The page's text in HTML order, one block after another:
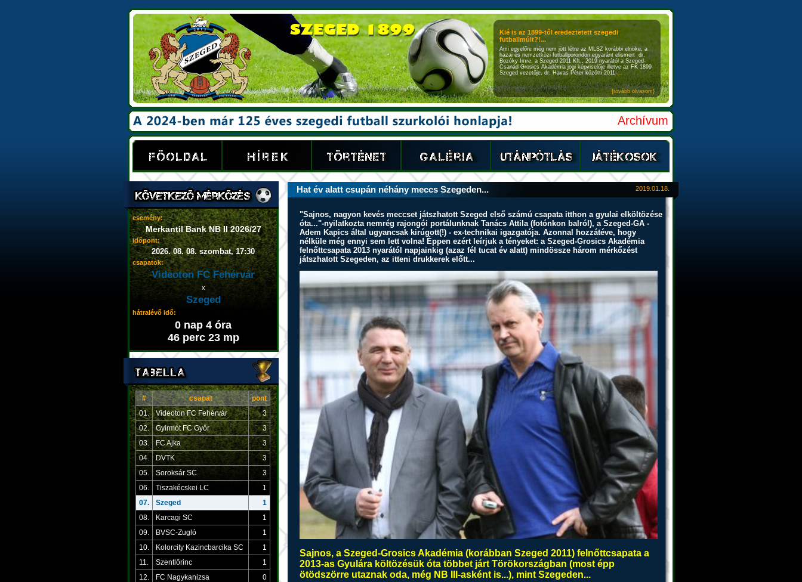
Kié is az 1899-től eredeztetett szegedi
futballmúlt?!...
Ami egyelőre még nem jött létre az MLSZ korábbi elnöke, a
hazai és nemzetközi futballporondon egyaránt elismert dr.
Bozóky Imre, a Szeged 2011 Kft., 2019 nyarától a Szeged-
Csanád Grosics Akadémia jogi képviselője illetve az FK 1899
Szeged vezetője, dr. Havas Péter közötti 2011-...
{tovább olvasom}
Archívum
esemény:
Merkantil Bank NB II 2026/27
időpont:
2026. 08. 08. szombat, 17:30
csapatok:
Videoton FC Fehérvár
x
Szeged
hátralévő idő:
0 nap 4 óra
46 perc 22 mp
# csapat
pont
01.
Videoton FC Fehérvár
3
02.
Gyirmót FC Győr
3
03.
FC Ajka
3
04.
DVTK
3
05.
Soroksár SC
3
06.
Tiszakécskei LC
1
07.
Szeged
1
08.
Karcagi SC
1
09.
BVSC-Zugló
1
10.
Kolorcity Kazincbarcika SC
1
11.
Szentlőrinc
1
12.
FC Nagykanizsa
0
Hat év alatt csupán néhány meccs Szegeden... 2019.01.18.
"Sajnos, nagyon kevés meccset játszhatott Szeged első számú csapata itthon a gyulai elköltözése
óta..."-nyilatkozta nemrég rajongói portálunknak Tanács Attila (fotónkon balról), a Szeged-GA -
Adem Kapics által ugyancsak kirúgott(!) - ex-technikai igazgatója. Azonnal hozzátéve, hogy
nélküle még ennyi sem lett volna! Éppen ezért leírjuk a tényeket: a Szeged-Grosics Akadémia
felnőttcsapata 2013 nyarától napjainkig (azaz fél tucat év alatt) mindössze három mérkőzést
játszhatott Szegeden, az itteni drukkerek előtt...
Sajnos, a Szeged-Grosics Akadémia (korábban Szeged 2011) felnőttcsapata a
2013-as Gyulára költözésük óta többet járt Törökországban (most épp
ötödszörre utaznak oda, még NB III-asként is...), mint Szegeden...